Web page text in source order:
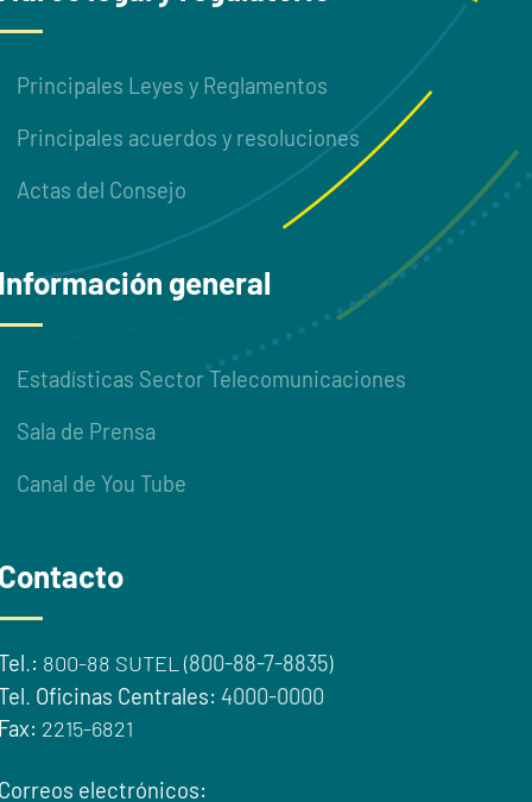
Principales Leyes y Reglamentos
Principales acuerdos y resoluciones
Actas del Consejo
general
Estadísticas Sector Telecomunicaciones
Sala de Prensa
Canal de You Tube
.: 800-88 SUTEL (800-88-7-8835)
. Oficinas Centrales: 4000-0000
2215-6821
electrónicos: